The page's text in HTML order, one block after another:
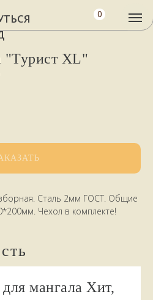
"Турист XL"
Сталь 2мм ГОСТ. Общие
Чехол в комплекте!
мангала Хит,